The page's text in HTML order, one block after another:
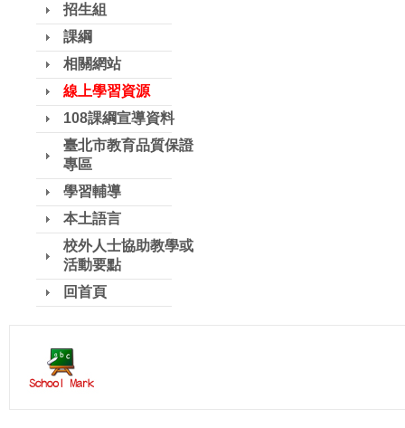
招生組
課綱
相關網站
線上學習資源
108課綱宣導資料
臺北市教育品質保證
專區
學習輔導
本土語言
校外人士協助教學或
活動要點
回首頁